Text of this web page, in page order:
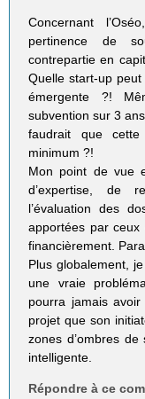
Concernant
pertinence de
contrepartie en
Quelle start-up
émergente ?!
subvention sur 3
faudrait que
minimum ?!
Mon point de vue
d’expertise, de
l’évaluation des
apportées par ceux
financièrement.
Plus globalement,
une vraie
pourra jamais
projet que son
zones d’ombres
intelligente.
Répondre à ce